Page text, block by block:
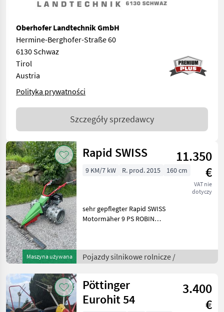
Oberhofer Landtechnik GmbH
Hermine-Berghofer-Straße 60
6130 Schwaz
Tirol
Austria
Polityka prywatności
Szczegóły sprzedawcy
Maszyna używana
Rapid SWISS
11.350
€
VAT nie
dotyczy
9 KM/7 kW R. prod. 2015 160 cm
sehr gepflegter Rapid SWISS
Motormäher 9 PS ROBIN
Fahrantrieb - aktive
Holmlenkung -
Freischnittbalken 16
Pojazdy silnikowe rolnicze /
Pöttinger
Eurohit 54
3.400
€